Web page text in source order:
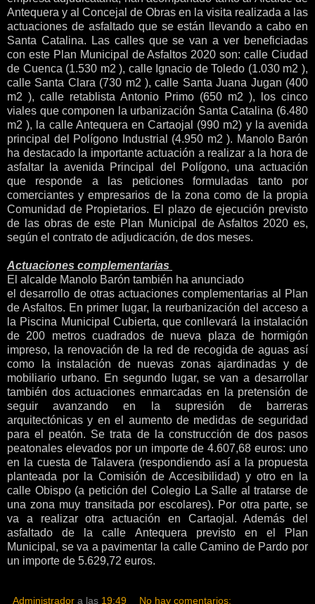
Antequera y al Concejal de Obras en la visita realizada a las
actuaciones de asfaltado que se están llevando a cabo en
Santa Catalina. Las calles que se van a ver beneficiadas
con este Plan Municipal de Asfaltos 2020 son: calle Ciudad
de Cuenca (1.530 m2 ), calle Ignacio de Toledo (1.030 m2 ),
calle Santa Clara (730 m2 ), calle Santa Juana Jugan (400
m2 ), calle retablista Antonio Primo (650 m2 ), los cinco
viales que componen la urbanización Santa Catalina (6.480
m2 ), la calle Antequera en Cartaojal (990 m2) y la avenida
principal del Polígono Industrial (4.950 m2 ). Manolo Barón
ha destacado la importante actuación a realizar a la hora de
asfaltar la avenida Principal del Polígono, una actuación
que responde a las peticiones formuladas tanto por
comerciantes y empresarios de la zona como de la propia
Comunidad de Propietarios. El plazo de ejecución previsto
de las obras de este Plan Municipal de Asfaltos 2020 es,
según el contrato de adjudicación, de dos meses.
Actuaciones complementarias
El alcalde Manolo Barón también ha anunciado
el desarrollo de otras actuaciones complementarias al Plan
de Asfaltos. En primer lugar, la reurbanización del acceso a
la Piscina Municipal Cubierta, que conllevará la instalación
de 200 metros cuadrados de nueva plaza de hormigón
impreso, la renovación de la red de recogida de aguas así
como la instalación de nuevas zonas ajardinadas y de
mobiliario urbano. En segundo lugar, se van a desarrollar
también dos actuaciones enmarcadas en la pretensión de
seguir avanzando en la supresión de barreras
arquitectónicas y en el aumento de medidas de seguridad
para el peatón. Se trata de la construcción de dos pasos
peatonales elevados por un importe de 4.607,68 euros: uno
en la cuesta de Talavera (respondiendo así a la propuesta
planteada por la Comisión de Accesibilidad) y otro en la
calle Obispo (a petición del Colegio La Salle al tratarse de
una zona muy transitada por escolares). Por otra parte, se
va a realizar otra actuación en Cartaojal. Además del
asfaltado de la calle Antequera previsto en el Plan
Municipal, se va a pavimentar la calle Camino de Pardo por
un importe de 5.629,72 euros.
Administrador a las 19:49 No hay comentarios: